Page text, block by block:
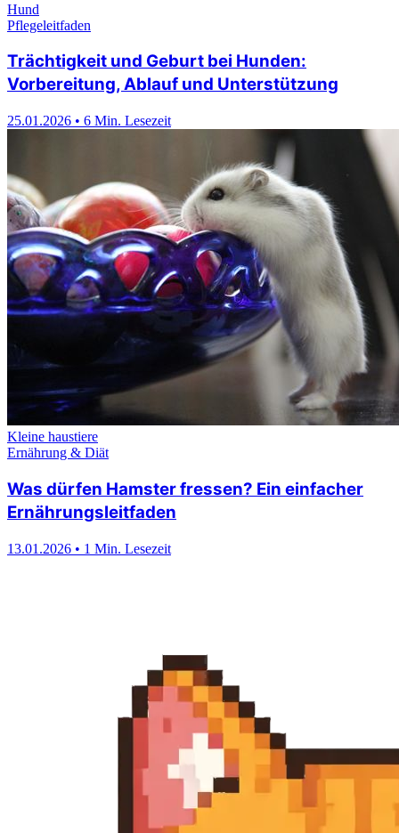
Hund
Pflegeleitfaden
Trächtigkeit und Geburt bei Hunden:
Vorbereitung, Ablauf und Unterstützung
25.01.2026 • 6 Min. Lesezeit
Kleine haustiere
Ernährung & Diät
Was dürfen Hamster fressen? Ein einfacher
Ernährungsleitfaden
13.01.2026 • 1 Min. Lesezeit